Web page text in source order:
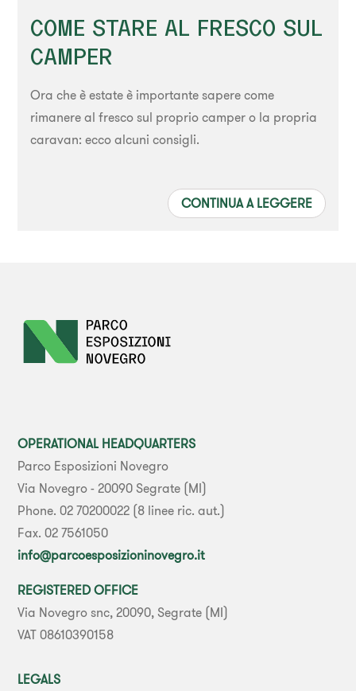
COME STARE AL FRESCO SUL
CAMPER
Ora che è estate è importante sapere come
rimanere al fresco sul proprio camper o la propria
caravan: ecco alcuni consigli.
CONTINUA A LEGGERE
OPERATIONAL HEADQUARTERS
Parco Esposizioni Novegro
Via Novegro - 20090 Segrate (MI)
Phone. 02 70200022 (8 linee ric. aut.)
Fax. 02 7561050
info@parcoesposizioninovegro.it
REGISTERED OFFICE
Via Novegro snc, 20090, Segrate (MI)
VAT 08610390158
LEGALS